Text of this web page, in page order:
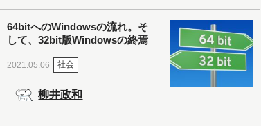
64bitへのWindowsの流れ。そ
して、32bit版Windowsの終焉
2021.05.06 社会
柳井政和